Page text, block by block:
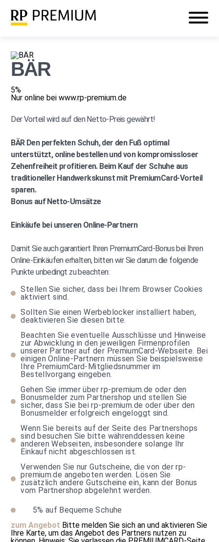
BÄR
5%
Nur online bei www.rp-premium.de
Der Vorteil wird auf den Netto-Preis gewährt!
BÄRDen perfekten Schuh, der den Fuß optimal
unterstützt, online bestellen und von kompromissloser
Zehenfreiheit profitieren. Beim Kauf der Schuhe aus
traditioneller Handwerkskunst mit PremiumCard-Vorteil
sparen.
Bonus auf Netto-Umsätze
Einkäufe bei unseren Online-Partnern
Damit Sie auch garantiert Ihren PremiumCard-Bonus bei Ihren
Online-Einkäufen erhalten, bitten wir Sie darum die folgende
Punkte unbedingt zu beachten:
Stellen Sie sicher, dass bei Ihrem Browser Cookies
aktiviert sind.
Sollten Sie einen Werbeblocker installiert haben,
deaktivieren Sie diesen bitte.
Beachten Sie eventuelle Ausschlüsse und Hinweise
zur Abwicklung in den jeweiligen Firmenprofilen
unserer Partner auf der PremiumCard-Webseite. Bei
einigen Online-Partnern müssen Sie beispielsweise
Ihre PremiumCard-Mitgliedsnummer im
Bestellvorgang eingeben.
Gehen Sie immer über rp-premium.de oder den
Bonusmelder zum Partnershop und stellen Sie
sicher, dass Sie bei rp-premium.de oder über den
Bonusmelder erfolgreich eingeloggt sind.
Wenn Sie bereits auf der Seite des Partnershops
sind besuchen Sie bitte währenddessen keine
anderen Webseiten, insbesondere solange Ihr
Einkauf nicht abgeschlossen ist.
Verwenden Sie nur Gutscheine, die von der rp-
premium.de angeboten werden. Lösen Sie
zusätzlich andere Gutscheine ein, kann der Bonus
vom Partnershop abgelehnt werden.
5% auf Bequeme Schuhe
zum Angebot Bitte melden Sie sich an und aktivieren Sie
Ihre Karte, um das Angebot des Partners nutzen zu